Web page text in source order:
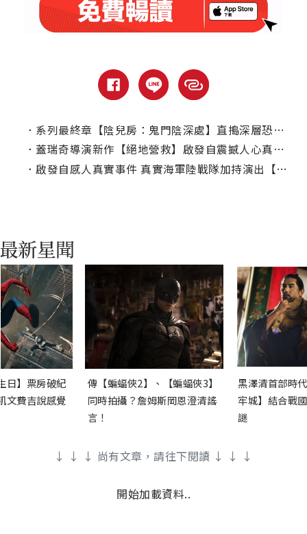
． 系列最終章【陰兒房：鬼門陰深處】直搗深層恐懼｜本周電視首播推薦
． 蓋瑞奇導演新作【絕地營救】啟發自震撼人心真實事件
． 啟發自感人真實事件 真實海軍陸戰隊加持演出【絕地營救】
日】票房破紀
文費吉說感覺
傳【蝙蝠俠2】、【蝙蝠俠3】
同時拍攝？詹姆斯岡恩澄清謠
言！
黑澤清首部時
牢城】結合戰
謎
↓ ↓ ↓ 尚有文章，請往下閱讀 ↓ ↓ ↓
開始加載資料..